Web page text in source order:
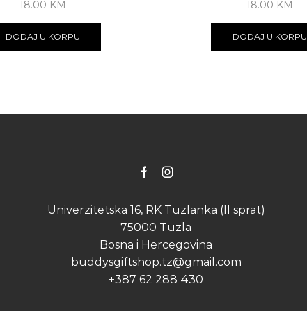
18.00 KM
DODAJ U KORPU
18.00 KM
DODAJ U KORPU
FacebookInstagram
Univerzitetska 16, RK Tuzlanka (II sprat)
75000 Tuzla
Bosna i Hercegovina
buddysgiftshop.tz@gmail.com
+387 62 288 430